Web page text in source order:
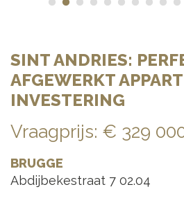
SINT ANDRIES:
AFGEWERKT
INVESTERING
Vraagprijs: € 329
BRUGGE
Abdijbekestraat 7 02.04